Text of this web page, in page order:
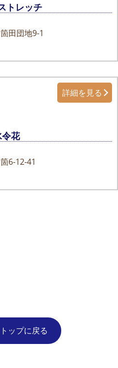
トレッチ
田団地9-1
令花
6-12-41
詳細を見る
ップに戻る